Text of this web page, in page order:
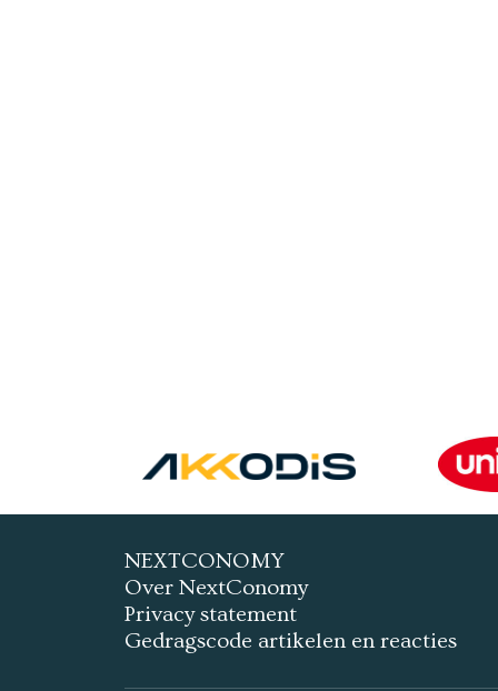
NEXTCONOMY
Over NextConomy
Privacy statement
Gedragscode artikelen en reacties